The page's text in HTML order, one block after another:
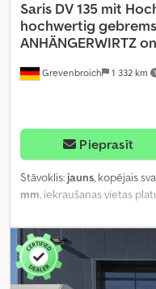
Grevenbroich 1 332 km
Saris DV 135 mit
hochwertig
ANHÄNGERWIRTZ
Pieprasīt
Stāvoklis: jauns, kopējais
mm, iekraušanas vietas
,